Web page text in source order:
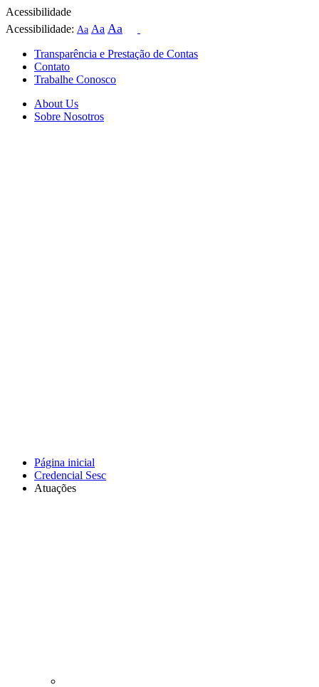
Acessibilidade
Acessibilidade: Aa Aa Aa
Transparência e Prestação de Contas
Contato
Trabalhe Conosco
About Us
Sobre Nosotros
Página inicial
Credencial Sesc
Atuações